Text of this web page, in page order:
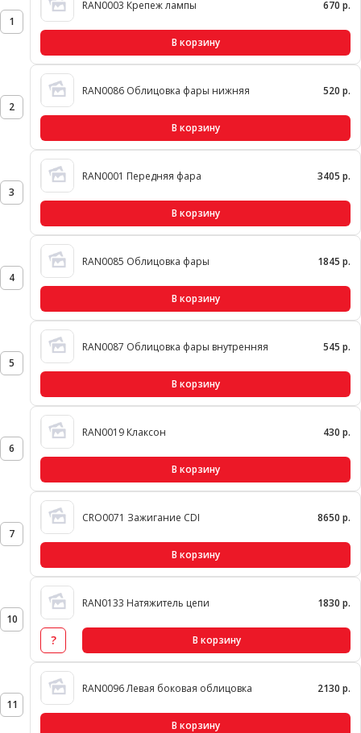
1
RAN0003 Крепеж лампы 670 р.
В корзину
2
RAN0086 Облицовка фары нижняя 520 р.
В корзину
3
RAN0001 Передняя фара 3405 р.
В корзину
4
RAN0085 Облицовка фары 1845 р.
В корзину
5
RAN0087 Облицовка фары внутренняя 545 р.
В корзину
6
RAN0019 Клаксон 430 р.
В корзину
7
CRO0071 Зажигание CDI 8650 р.
В корзину
10
RAN0133 Натяжитель цепи 1830 р.
? В корзину
11
RAN0096 Левая боковая облицовка 2130 р.
В корзину